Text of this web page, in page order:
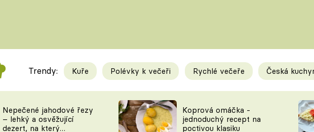
Videorecepty
TEĎ VAŘÍ ŠÉF!
Tipy a triky
KAM ZA JÍDLEM
Trendy: Kuře Polévky k večeři Rychlé večeře Česká
Nepečené jahodové řezy
– lehký a osvěžující
dezert, na který
Koprová omáčka -
jednoduchý recept na
poctivou klasiku